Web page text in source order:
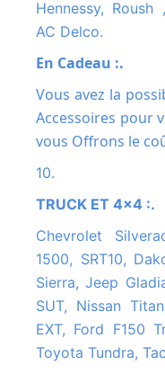
Hennessy, Roush
AC Delco.
En Cadeau :.
Vous avez la possibilité d'importer vos Pièces et
Accessoires pour
vous Offrons le
10.
TRUCK ET 4x4 :.
Chevrolet Silverado, S10, SSR, Dodge Ram
1500, SRT10,
Sierra, Jeep
SUT, Nissan
EXT, Ford F150
Toyota Tundra,